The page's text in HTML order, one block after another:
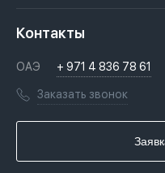
Недвижимость за
Переезд в Дубай, ОАЭ
Гражданство ОАЭ
Законы
Вопросы и ответы
Книги
Инфографика
Лицензии
Агентство
Контакты
ОАЭ + 971 4 836 78 61
Заказать звонок